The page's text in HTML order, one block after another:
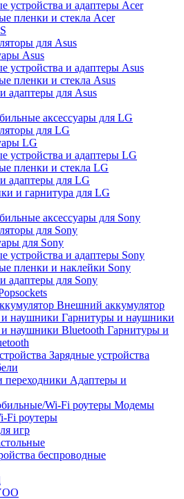
устройства и адаптеры Acer
пленки и стекла Acer
для Asus
Asus
устройства и адаптеры Asus
пленки и стекла Asus
адаптеры для Asus
аксессуары для LG
для LG
LG
устройства и адаптеры LG
пленки и стекла LG
адаптеры для LG
и гарнитура для LG
аксессуары для Sony
для Sony
для Sony
устройства и адаптеры Sony
пленки и наклейки Sony
адаптеры для Sony
Внешний аккумулятор
Гарнитуры и наушники
Гарнитуры и
Зарядные устройства
Адаптеры и
Модемы
Fi роутеры
игр
беспроводные